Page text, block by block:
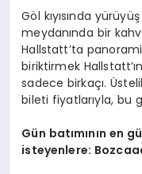
Göl kıyısında
meydanında bir
Hallstatt’ta
biriktirmek
sadece birkaçı.
bileti fiyatlarıyla, bu
Gün batımının en
isteyenlere: